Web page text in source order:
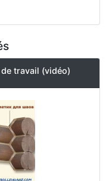
travail (vidéo)